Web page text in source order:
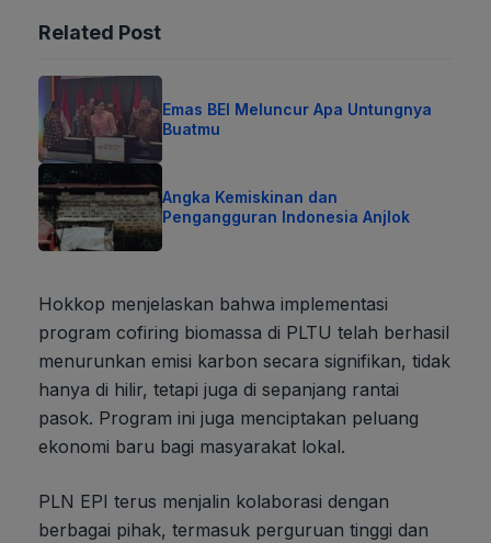
Related Post
Emas BEI Meluncur Apa Untungnya
Buatmu
Angka Kemiskinan dan
Pengangguran Indonesia Anjlok
Hokkop menjelaskan bahwa implementasi
program cofiring biomassa di PLTU telah berhasil
menurunkan emisi karbon secara signifikan, tidak
hanya di hilir, tetapi juga di sepanjang rantai
pasok. Program ini juga menciptakan peluang
ekonomi baru bagi masyarakat lokal.
PLN EPI terus menjalin kolaborasi dengan
berbagai pihak, termasuk perguruan tinggi dan